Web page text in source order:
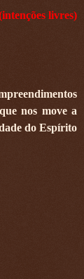
livres)
nos move a
do Espírito